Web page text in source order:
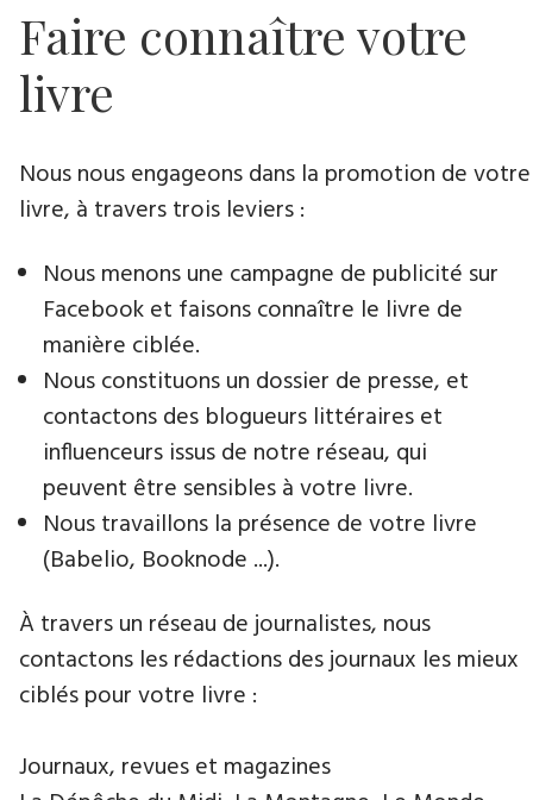
Faire connaître votre
livre
Nous nous engageons dans la promotion de votre
livre​, à travers trois leviers :
Nous menons une campagne de publicité sur
Facebook et faisons connaître le livre de
manière ciblée.
Nous constituons un dossier de presse, et
contactons des blogueurs littéraires et
influenceurs issus de notre réseau, qui
peuvent être sensibles à votre livre.
Nous travaillons la présence de votre livre
(Babelio, Booknode ...).
À travers un réseau de journalistes, nous
contactons les rédactions des journaux les mieux
ciblés pour votre livre :
Journaux, revues et magazines